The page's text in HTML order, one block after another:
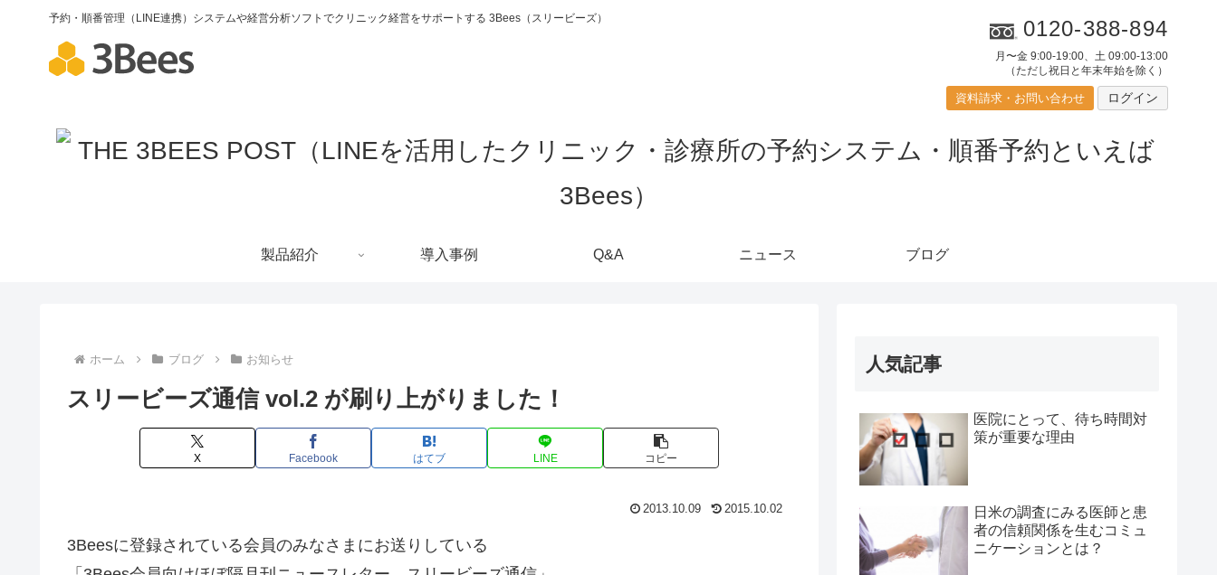
予約・順番管理（LINE連携）システムや経営分析ソフトでクリニック経営をサポートする 3Bees（スリービーズ） 0120-388-894
月〜金 9:00-19:00、土 09:00-13:00
（ただし祝日と年末年始を除く）
資料請求・お問い合わせ ログイン
製品紹介 導入事例 Q&A ニュース ブログ
ホーム ブログ お知らせ
スリービーズ通信 vol.2 が刷り上がりました！
X Facebook はてブ LINE コピー
2013.10.09 2015.10.02
3Beesに登録されている会員のみなさまにお送りしている
人気記事
医院にとって、待ち時間対
策が重要な理由
日米の調査にみる医師と患
者の信頼関係を生むコミュ
ニケーションとは？